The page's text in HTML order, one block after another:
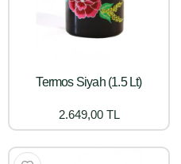
Termos Siyah (1.5 Lt)
2.649,00 TL